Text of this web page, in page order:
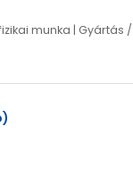
munka | Gyártás /